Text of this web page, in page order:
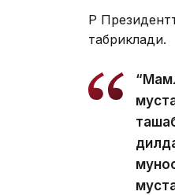
ҚР
табриклади.